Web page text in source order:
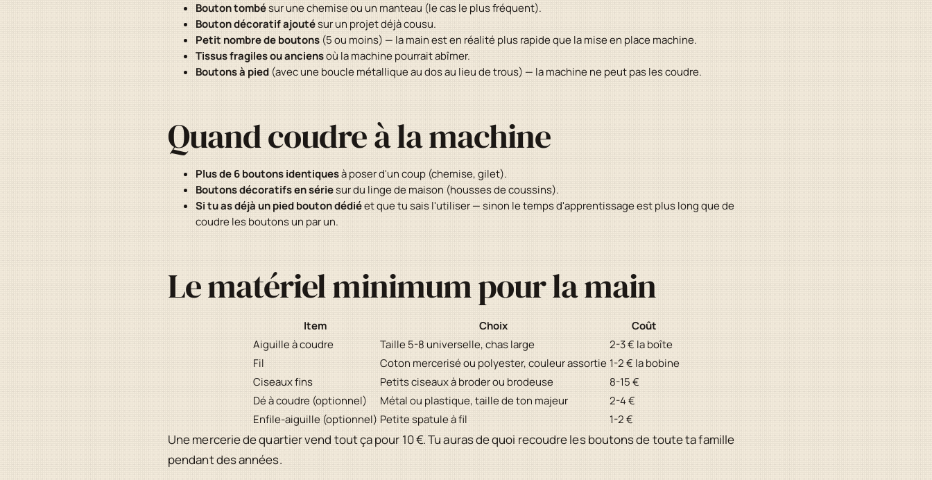
Bouton tombésur une chemise ou un manteau (le cas le plus fréquent).
Bouton décoratif ajoutésur un projet déjà cousu.
Petit nombre de boutons (5 ou moins) — la main est en réalité plus rapide que la mise en place machine.
Tissus fragiles ou anciensoù la machine pourrait abîmer.
Boutons à pied (avec une boucle métallique au dos au lieu de trous) — la machine ne peut pas les coudre.
Quand coudre à la machine
Plus de 6 boutons identiquesà poser d'un coup (chemise, gilet).
Boutons décoratifs en sériesur du linge de maison (housses de coussins).
Si tu as déjà un pied bouton dédiéet que tu sais l'utiliser — sinon le temps d'apprentissage est plus long que de
coudre les boutons un par un.
Le matériel minimum pour la main
Item Choix
Coût
Aiguille à coudre
Taille 5-8 universelle, chas large
2-3 € la boîte
Fil
Coton mercerisé ou polyester, couleur assortie 1-2 € la bobine
Ciseaux fins
Petits ciseaux à broder ou brodeuse
8-15 €
Dé à coudre (optionnel)
Métal ou plastique, taille de ton majeur
2-4 €
Enfile-aiguille (optionnel) Petite spatule à fil 1-2 €
Une mercerie de quartier vend tout ça pour 10 €. Tu auras de quoi recoudre les boutons de toute ta famille
pendant des années.